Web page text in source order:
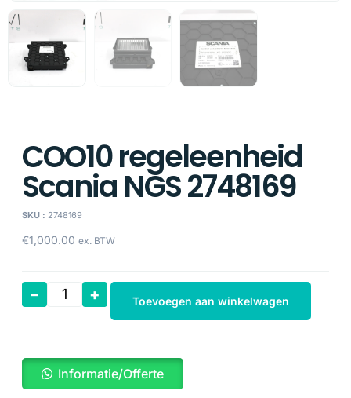
COO10 regeleenheid
Scania NGS 2748169
SKU : 2748169
€1,000.00 ex. BTW
– + Toevoegen aan winkelwagen
Informatie/Offerte